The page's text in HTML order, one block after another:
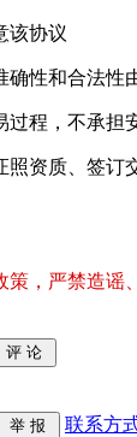
该协议
性和合法性
程，不承担
资质、签订
，严禁造谣
联系方